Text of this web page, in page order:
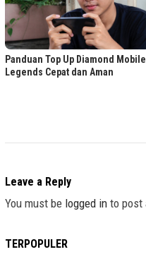
Panduan Top Up Diamond Mobile
Legends Cepat dan Aman
Leave a Reply
You must be logged in to post
TERPOPULER